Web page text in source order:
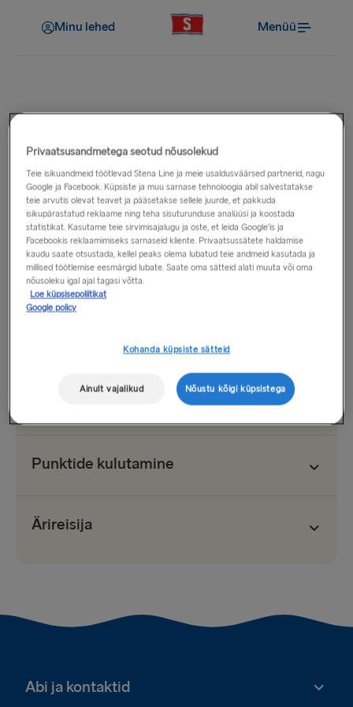
Minu lehed Menüü
Lojaalsus
Mis on Stena MORE?
Liikmelisuse tasemed
Liikmelisuse eelised
Punktide kulutamine
Ärireisija
Abi ja kontaktid
Privaatsusandmetega seotud nõusolekud
Teie isikuandmeid töötlevad Stena Line ja meie usaldusväärsed partnerid, nagu
Google ja Facebook. Küpsiste ja muu sarnase tehnoloogia abil salvestatakse
teie arvutis olevat teavet ja pääsetakse sellele juurde, et pakkuda
isikupärastatud reklaame ning teha sisuturunduse analüüsi ja koostada
statistikat. Kasutame teie sirvimisajalugu ja oste, et leida Google'is ja
Facebookis reklaamimiseks sarnaseid kliente. Privaatsussätete haldamise
kaudu saate otsustada, kellel peaks olema lubatud teie andmeid kasutada ja
millised töötlemise eesmärgid lubate. Saate oma sätteid alati muuta või oma
nõusoleku igal ajal tagasi võtta.
Loe küpsisepoliitikat
Google policy
Kohanda küpsiste sätteid
Ainult vajalikud Nõustu kõigi küpsistega